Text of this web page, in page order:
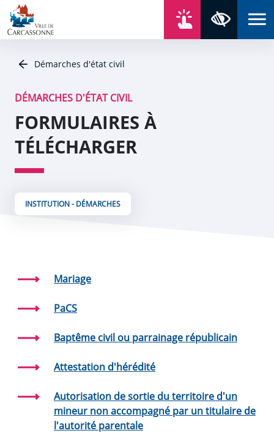
Aller au contenu
Aller au menu
Aller au plan du site
Aller à la recherche
Démarches d'état civil
DÉMARCHES D'ÉTAT CIVIL
FORMULAIRES À
TÉLÉCHARGER
INSTITUTION - DÉMARCHES
Mariage
PaCS
Baptême civil ou parrainage républicain
Attestation d'hérédité
Autorisation de sortie du territoire d'un
mineur non accompagné par un titulaire de
l'autorité parentale
Panneau de gestion des cookies